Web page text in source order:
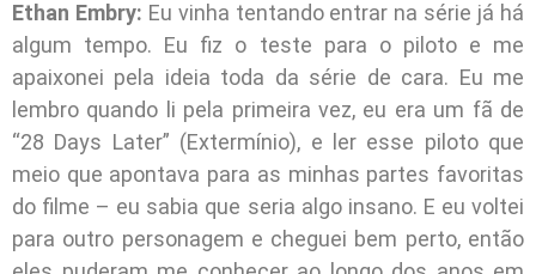
Ethan Embry: Eu vinha tentando entrar na série já há
algum tempo. Eu fiz o teste para o piloto e me
apaixonei pela ideia toda da série de cara. Eu me
lembro quando li pela primeira vez, eu era um fã de
“28 Days Later” (Extermínio), e ler esse piloto que
meio que apontava para as minhas partes favoritas
do filme – eu sabia que seria algo insano. E eu voltei
para outro personagem e cheguei bem perto, então